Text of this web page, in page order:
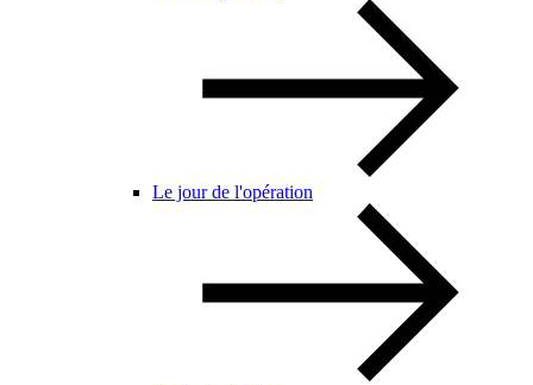
Le jour de l'opération